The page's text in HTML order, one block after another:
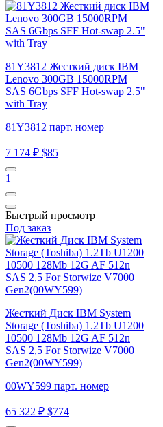
81Y3812 Жесткий диск IBM
Lenovo 300GB 15000RPM
SAS 6Gbps SFF Hot-swap 2.5"
with Tray
81Y3812 парт. номер
7 174 ₽ $85
1
Быстрый просмотр
Под заказ
Жесткий Диск IBM System
Storage (Toshiba) 1.2Tb U1200
10500 128Mb 12G AF 512n
SAS 2,5 For Storwize V7000
Gen2(00WY599)
00WY599 парт. номер
65 322 ₽ $774